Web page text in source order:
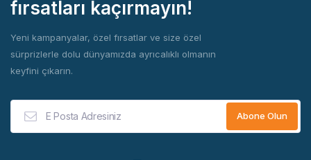
fırsatları kaçırmayın!
Yeni kampanyalar, özel fırsatlar ve size özel
sürprizlerle dolu dünyamızda ayrıcalıklı olmanın
keyfini çıkarın.